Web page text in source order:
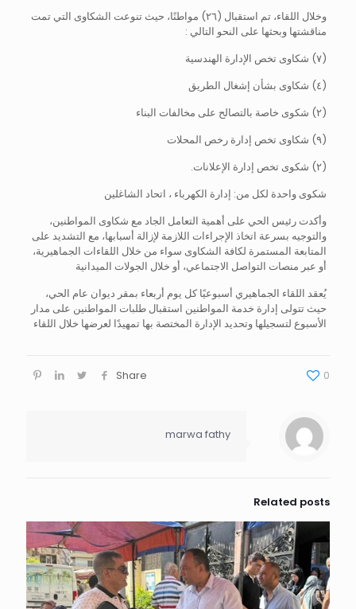
وخلال اللقاء، تم استقبال (٢٦) مواطنًا، حيث تنوعت الشكاوى التي تمت
مناقشتها وبحثها على النحو التالي :
(٧) شكاوى تخص الإدارة الهندسية
(٤) شكاوى بشأن إشغال الطريق
(٢) شكوى خاصة بالتصالح على مخالفات البناء
(٩) شكاوى تخص إدارة رخص المحلات
(٢) شكوى تخص إدارة الإعلانات.
شكوى واحدة لكل من: إدارة الكهرباء ، اتحاد الشاغلين
وأكدت رئيس الحي على أهمية التعامل الجاد مع شكاوى المواطنين،
والتوجيه بسرعة اتخاذ الإجراءات اللازمة لإزالة أسبابها، مع التشديد على
المتابعة المستمرة لكافة الشكاوى سواء من خلال اللقاءات الجماهيرية،
أو عبر منصات التواصل الاجتماعي، أو خلال الجولات الميدانية
يُعقد اللقاء الجماهيري أسبوعيًا كل يوم أربعاء بمقر ديوان عام الحي،
حيث تتولى إدارة خدمة المواطنين استقبال طلبات المواطنين على مدار
الأسبوع لتسجيلها وتحديد الإدارة المختصة بها تمهيدًا لعرضها خلال اللقاء
Share 0
marwa fathy
Related posts